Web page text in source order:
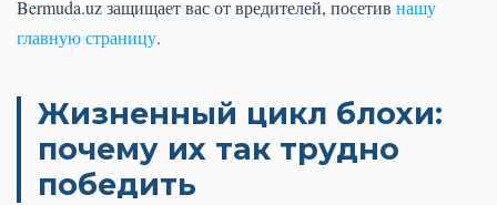
Bermuda.uz защищает вас от вредителей, посетив нашу
главную страницу.
Жизненный цикл блохи:
почему их так трудно
победить